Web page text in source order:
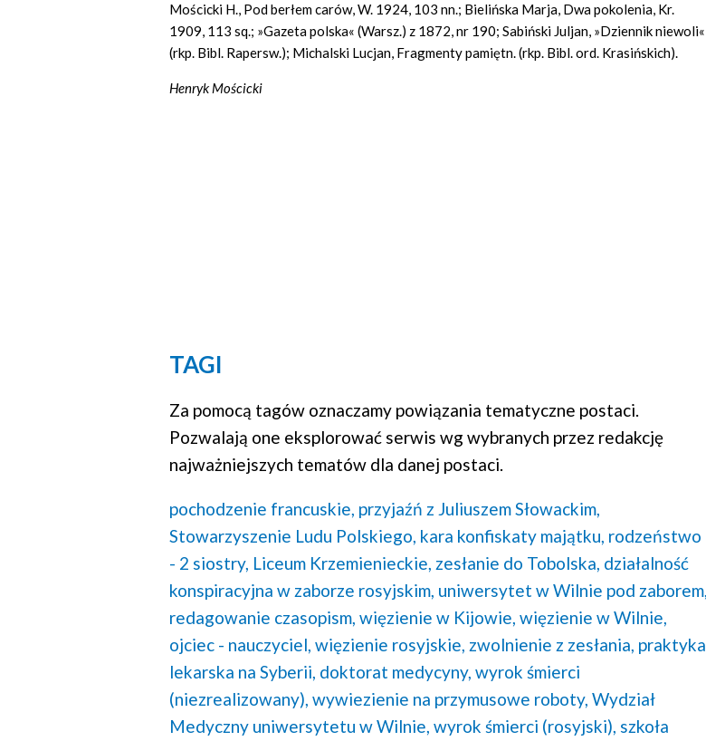
Mościcki H., Pod berłem carów, W. 1924, 103 nn.; Bielińska Marja, Dwa pokolenia, Kr.
1909, 113 sq.; »Gazeta polska« (Warsz.) z 1872, nr 190; Sabiński Juljan, »Dziennik niewoli«
(rkp. Bibl. Rapersw.); Michalski Lucjan, Fragmenty pamiętn. (rkp. Bibl. ord. Krasińskich).
Henryk Mościcki
TAGI
Za pomocą tagów oznaczamy powiązania tematyczne postaci.
Pozwalają one eksplorować serwis wg wybranych przez redakcję
najważniejszych tematów dla danej postaci.
pochodzenie francuskie, przyjaźń z Juliuszem Słowackim,
Stowarzyszenie Ludu Polskiego, kara konfiskaty majątku, rodzeństwo
- 2 siostry, Liceum Krzemienieckie, zesłanie do Tobolska, działalność
konspiracyjna w zaborze rosyjskim, uniwersytet w Wilnie pod zaborem,
redagowanie czasopism, więzienie w Kijowie, więzienie w Wilnie,
ojciec - nauczyciel, więzienie rosyjskie, zwolnienie z zesłania, praktyka
lekarska na Syberii, doktorat medycyny, wyrok śmierci
(niezrealizowany), wywiezienie na przymusowe roboty, Wydział
Medyczny uniwersytetu w Wilnie, wyrok śmierci (rosyjski), szkoła